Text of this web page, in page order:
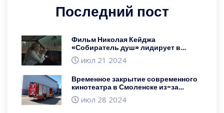
Последний пост
Фильм Николая Кейджа
«Собиратель душ» лидирует в
кассовых сборах, обойдя «Ужасного
деда 4»
июл 21 2024
Временное закрытие современного
кинотеатра в Смоленске из-за
технического сбоя
июл 28 2024